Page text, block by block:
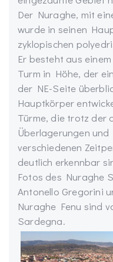
Der Nuraghe, mit
wurde in seinen
zyklopischen
Er besteht aus
Turm in Höhe, der
der NE-Seite
Hauptkörper
Türme, die trotz der
Überlagerungen
verschiedenen
deutlich erkennbar
Fotos des Nuraghe
Antonello Gregorini
Nuraghe Fenu sind
Sardegna.